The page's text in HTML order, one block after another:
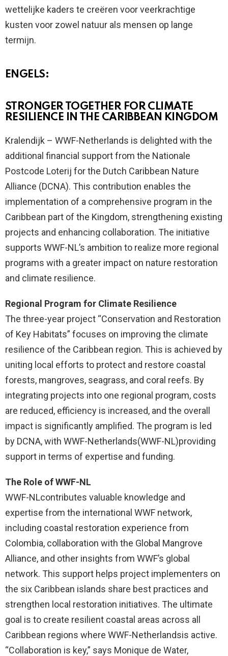
wettelijke kaders te creëren voor veerkrachtige
kusten voor zowel natuur als mensen op lange
termijn.
ENGELS:
STRONGER TOGETHER FOR CLIMATE
RESILIENCE IN THE CARIBBEAN KINGDOM
Kralendijk – WWF-Netherlands is delighted with the
additional financial support from the Nationale
Postcode Loterij for the Dutch Caribbean Nature
Alliance (DCNA). This contribution enables the
implementation of a comprehensive program in the
Caribbean part of the Kingdom, strengthening existing
projects and enhancing collaboration. The initiative
supports WWF-NL’s ambition to realize more regional
programs with a greater impact on nature restoration
and climate resilience.
Regional Program for Climate Resilience
The three-year project “Conservation and Restoration
of Key Habitats” focuses on improving the climate
resilience of the Caribbean region. This is achieved by
uniting local efforts to protect and restore coastal
forests, mangroves, seagrass, and coral reefs. By
integrating projects into one regional program, costs
are reduced, efficiency is increased, and the overall
impact is significantly amplified. The program is led
by DCNA, with WWF-Netherlands(WWF-NL)providing
support in terms of expertise and funding.
The Role of WWF-NL
WWF-NLcontributes valuable knowledge and
expertise from the international WWF network,
including coastal restoration experience from
Colombia, collaboration with the Global Mangrove
Alliance, and other insights from WWF’s global
network. This support helps project implementers on
the six Caribbean islands share best practices and
strengthen local restoration initiatives. The ultimate
goal is to create resilient coastal areas across all
Caribbean regions where WWF-Netherlandsis active.
“Collaboration is key,” says Monique de Water,